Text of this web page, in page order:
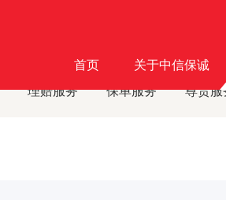
首页 关于中信保诚
理赔服务 保单服务 尊贵服